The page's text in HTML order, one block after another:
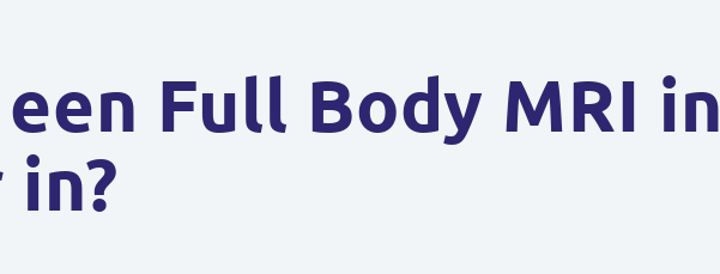
Full Body MRI in